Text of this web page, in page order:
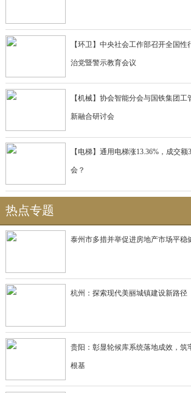
【环卫】中央社会工作部召开全国
治党暨警示教育会议
【机械】协会智能分会与国铁集团工
新融合研讨会
【电梯】通用电梯涨13.36%，成交
会？
热点专题
泰州市多措并举促进房地产市场平稳
杭州：探索现代美丽城镇建设新路径
贵阳：彰显轮候库系统落地成效，筑
根基